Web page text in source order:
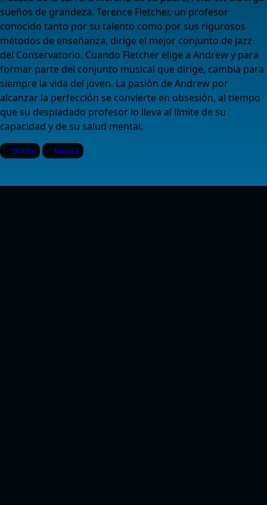
sueños de grandeza. Terence Fletcher, un profesor
conocido tanto por su talento como por sus rigurosos
métodos de enseñanza, dirige el mejor conjunto de jazz
del Conservatorio. Cuando Fletcher elige a Andrew y para
formar parte del conjunto musical que dirige, cambia para
siempre la vida del joven. La pasión de Andrew por
alcanzar la perfección se convierte en obsesión, al tiempo
que su despiadado profesor lo lleva al límite de su
capacidad y de su salud mental.
Drama Música